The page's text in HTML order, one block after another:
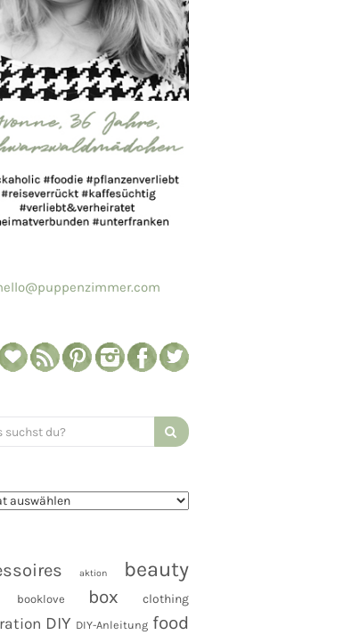
aktion beauty
booklove box clothing
DIY DIY-Anleitung food